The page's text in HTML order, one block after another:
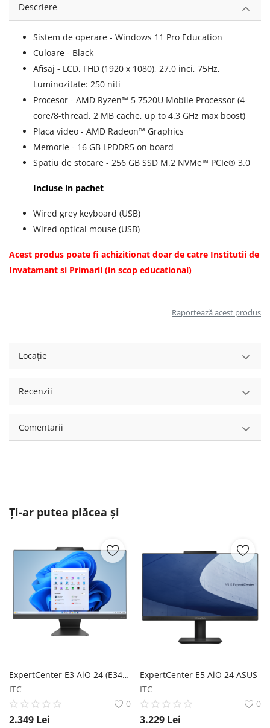
Descriere
Sistem de operare - Windows 11 Pro Education
Culoare - Black
Afisaj - LCD, FHD (1920 x 1080), 27.0 inci, 75Hz,
Luminozitate: 250 niti
Procesor - AMD Ryzen™ 5 7520U Mobile Processor (4-
core/8-thread, 2 MB cache, up to 4.3 GHz max boost)
Placa video - AMD Radeon™ Graphics
Memorie - 16 GB LPDDR5 on board
Spatiu de stocare - 256 GB SSD M.2 NVMe™ PCIe® 3.0
Incluse in pachet
Wired grey keyboard (USB)
Wired optical mouse (USB)
Acest produs poate fi achizitionat doar de catre Institutii de
Invatamant si Primarii (in scop educational)
Raportează acest produs
Locație
Recenzii
Comentarii
Ți-ar putea plăcea și
ExpertCenter E3 AiO 24 (E3402WV) ASUS
ITC
0
2.349 Lei
ExpertCenter E5 AiO 24 ASUS
ITC
0
3.229 Lei